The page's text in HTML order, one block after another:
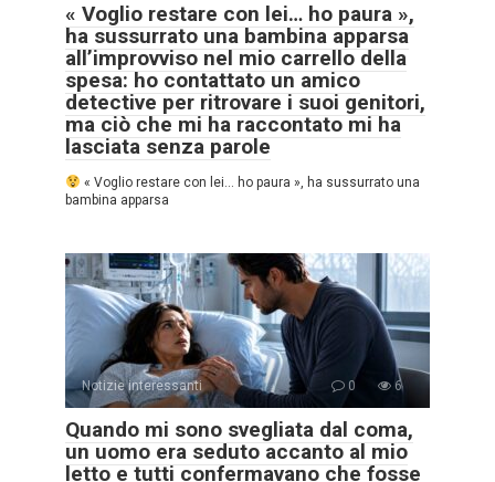
« Voglio restare con lei… ho paura »,
ha sussurrato una bambina apparsa
all’improvviso nel mio carrello della
spesa: ho contattato un amico
detective per ritrovare i suoi genitori,
ma ciò che mi ha raccontato mi ha
lasciata senza parole
« Voglio restare con lei… ho paura », ha sussurrato una
bambina apparsa
Notizie interessanti 0 6
Quando mi sono svegliata dal coma,
un uomo era seduto accanto al mio
letto e tutti confermavano che fosse